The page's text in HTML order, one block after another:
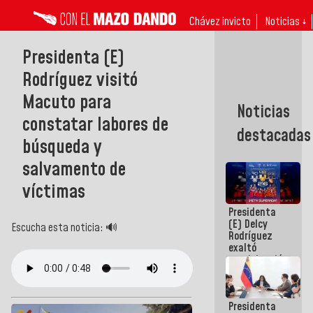
Chávez invicto Noticias ↓
Presidenta (E)
Rodríguez visitó
Macuto para
constatar labores de
búsqueda y
salvamento de
víctimas
Escucha esta noticia: 🔊
Noticias
destacadas
Presidenta
(E) Delcy
Rodríguez
exaltó
participación
de
Venezuela
en Juegos
Centroamericanos
Presidenta